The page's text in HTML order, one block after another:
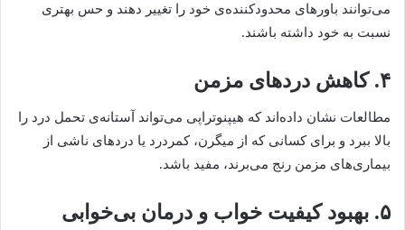
می‌توانند باورهای محدودکننده‌ی خود را تغییر دهند و حس بهتری
نسبت به خود داشته باشند.
۴. کاهش دردهای مزمن
مطالعات نشان داده‌اند که هیپنوتراپی می‌تواند آستانه‌ی تحمل درد را
بالا ببرد و برای کسانی که از میگرن، کمردرد یا دردهای ناشی از
بیماری‌های مزمن رنج می‌برند، مفید باشد.
۵. بهبود کیفیت خواب و درمان بی‌خوابی